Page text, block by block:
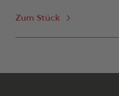
Zum Stück